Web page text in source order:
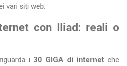
vari siti web.
con Iliad: reali o
i 30 GIGA di internet che